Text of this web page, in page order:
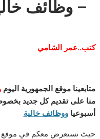
– وظائف
كتب..عمر الشامي
متابعينا موقع الجمهورية اليوم
منا على تقديم كل جديد
أسبوعياووظائف خالية
حيث نستعرض معكم في موقع